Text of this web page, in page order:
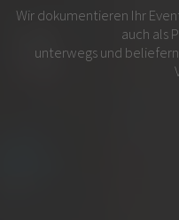
Wir dokumentieren Ihr
auch als
unterwegs und